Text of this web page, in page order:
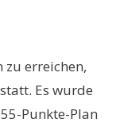
erreichen,
Es wurde
Punkte-Plan